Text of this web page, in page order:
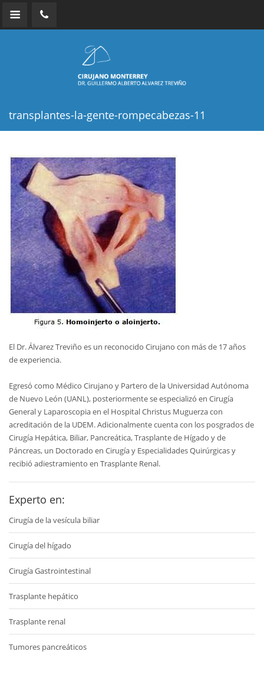
transplantes-la-gente-rompecabezas-11
El Dr. Álvarez Treviño es un reconocido Cirujano con más de 17 años
de experiencia.
Egresó como Médico Cirujano y Partero de la Universidad Autónoma
de Nuevo León (UANL), posteriormente se especializó en Cirugía
General y Laparoscopia en el Hospital Christus Muguerza con
acreditación de la UDEM. Adicionalmente cuenta con los posgrados de
Cirugía Hepática, Biliar, Pancreática, Trasplante de Hígado y de
Páncreas, un Doctorado en Cirugía y Especialidades Quirúrgicas y
recibió adiestramiento en Trasplante Renal.
Experto en:
Cirugía de la vesícula biliar
Cirugía del hígado
Cirugía Gastrointestinal
Trasplante hepático
Trasplante renal
Tumores pancreáticos